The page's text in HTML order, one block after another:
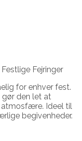
Fejringer
for enhver fest.
gør den let at
Ideel til
begivenheder.